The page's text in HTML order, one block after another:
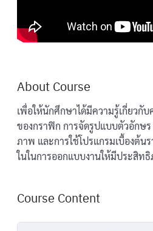
About Course
เพื่อให้นักศึกษาได้มีความรู้เกี่ยวกั
ของกราฟิก การจัดรูปแบบตัวอักษร
ภาพ และการใช้โปรแกรมเบื้องต้น
ในในการออกแบบงานให้มีประสิท
Course Content